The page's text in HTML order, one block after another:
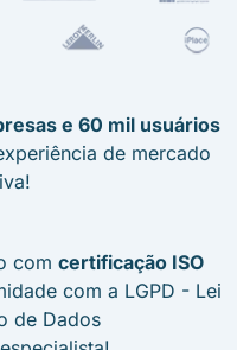
e 60 mil usuários
de mercado
com certificação ISO
com a LGPD - Lei
de Dados